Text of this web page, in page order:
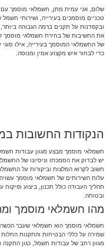
טכניים מוסמכים בעירייה, ושירותי
ובקפדנות על תקנים ברמה הגבוהה
את החשיבות של בחירת חשמלאי מוסמך
של החשמלאי המוסמך בעירייה, אילו סוגי
כדי לבחור איש מקצוע אמין ומנוסה.
הנקודות החשובות
חשמלאי מוסמך מבצע מגוון עבודות חשמל
יש לבדוק את הסמכתו וניסיונו של
חשוב לקרוא המלצות וביקורות על
עלות השירותים של חשמלאי מוסמך
תהליך העבודה כולל תכנון, ביצוע
ובטוחה.
מהו חשמלאי מוסמך
חשמלאי מוסמך הוא חשמלאי שעבר
שמירה על כללי הבטיחות והתקנות
מגוון רחב של עבודות חשמל, כגון